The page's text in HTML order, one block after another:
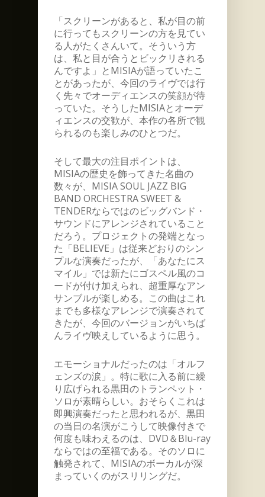
「スクリーンがあると、私が目の前
に行ってもスクリーンの方を見てい
る人がたくさんいて。そういう方
は、私と目が合うとビックリされる
んですよ」とMISIAが語っていたこ
とがあったが、今回のライヴでは行
く先々でオーディエンスの笑顔が待
っていた。そうしたMISIAとオーデ
ィエンスの交歓が、本作の各所で観
られるのも楽しみのひとつだ。
そして最大の注目ポイントは、
MISIAの歴史を飾ってきた名曲の
数々が、MISIA SOUL JAZZ BIG
BAND ORCHESTRA SWEET &
TENDERならではのビッグバンド・
サウンドにアレンジされていること
だろう。プロジェクトの発端となっ
た「BELIEVE」は従来どおりのシン
プルな演奏だったが、「あなたにス
マイル」では新たにゴスペル風のコ
ードが付け加えられ、超重厚なアン
サンブルが楽しめる。この曲はこれ
までも多様なアレンジで演奏されて
きたが、今回のバージョンがいちば
んライヴ映えしているように思う。
エモーショナルだったのは「オルフ
ェンズの涙」。特に歌に入る前に繰
り広げられる黒田のトランペット・
ソロが素晴らしい。おそらくこれは
即興演奏だったと思われるが、黒田
の当日の名演がこうして映像付きで
何度も味わえるのは、DVD＆Blu-ray
ならではの至福である。そのソロに
触発されて、MISIAのボーカルが深
まっていくのがスリリングだ。